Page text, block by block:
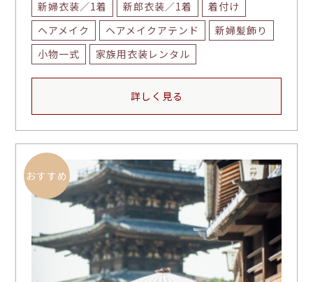
新婦衣装／1着
新郎衣装／1着
着付け
ヘアメイク
ヘアメイクアテンド
新婦髪飾り
小物一式
家族用衣装レンタル
詳しく見る